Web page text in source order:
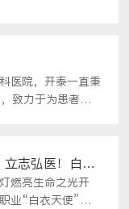
，俗称耳屎。耵聍
，但如果出现外
医院，开泰一直秉
致力于为患者提
自主举办、积极参
受到医疗资源的同
和防病意识。
志弘医！白衣
青春！
燃亮生命之光开
业“白衣天使”的